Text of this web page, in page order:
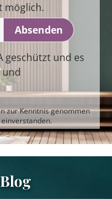
möglich.
Absenden
geschützt und es
und
zur Kenntnis genommen